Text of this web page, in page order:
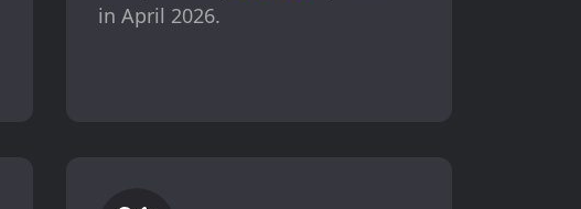
in April 2026.